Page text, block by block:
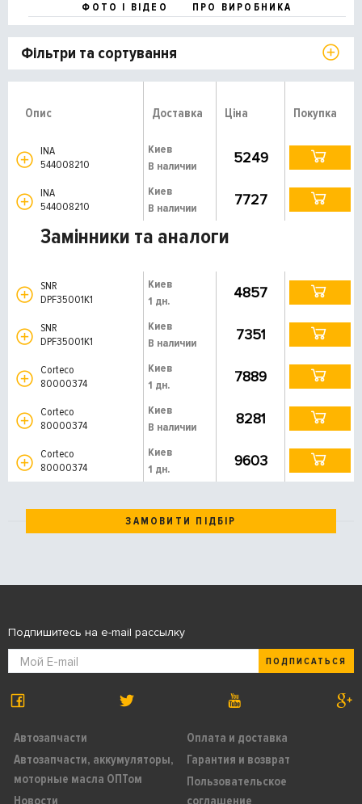
ФОТО І ВІДЕО
ПРО ВИРОБНИКА
Фільтри та сортування
Опис Доставка Ціна Покупка
INA
544008210
Киев
В наличии
5249
INA
544008210
Киев
В наличии
7727
Замінники та аналоги
SNR
DPF35001K1
Киев
1 дн.
4857
SNR
DPF35001K1
Киев
В наличии
7351
Corteco
80000374
Киев
1 дн.
7889
Corteco
80000374
Киев
В наличии
8281
Corteco
80000374
Киев
1 дн.
9603
ЗАМОВИТИ ПІДБІР
Автозапчасти
Автозапчасти, аккумуляторы,
моторные масла ОПТом
Новости
Оплата и доставка
Гарантия и возврат
Пользовательское
соглашение
Подпишитесь на e-mail рассылку
ПОДПИСАТЬСЯ